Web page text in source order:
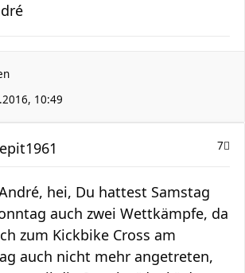
10:49
7
hei, Du hattest Samstag
auch zwei Wettkämpfe, da
zum Kickbike Cross am
auch nicht mehr angetreten,